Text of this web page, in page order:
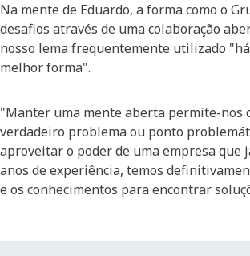
Na mente de Eduardo, a forma como o
desafios através de uma colaboração
nosso lema frequentemente utilizado
melhor forma".
"Manter uma mente aberta permite-nos
verdadeiro problema ou ponto
aproveitar o poder de uma empresa que
anos de experiência, temos
e os conhecimentos para encontrar